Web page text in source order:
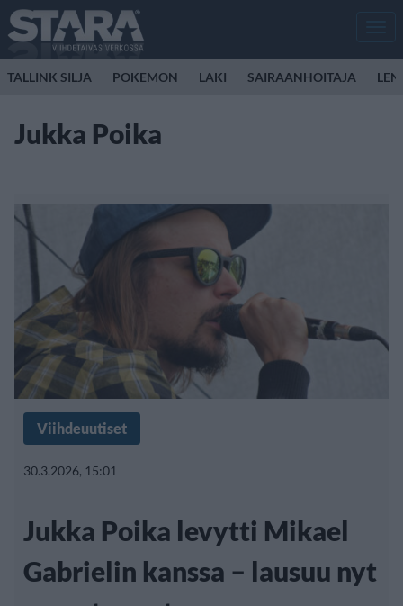
TALLINK SILJA POKEMON LAKI SAIRAANHOITAJA
Jukka Poika
Viihdeuutiset
30.3.2026, 15:01
Jukka Poika levytti Mikael
Gabrielin kanssa – lausuu nyt